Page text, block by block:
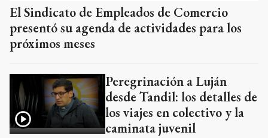
El Sindicato de Empleados de Comercio
presentó su agenda de actividades para los
próximos meses
Peregrinación a Luján
desde Tandil: los detalles de
los viajes en colectivo y la
caminata juvenil